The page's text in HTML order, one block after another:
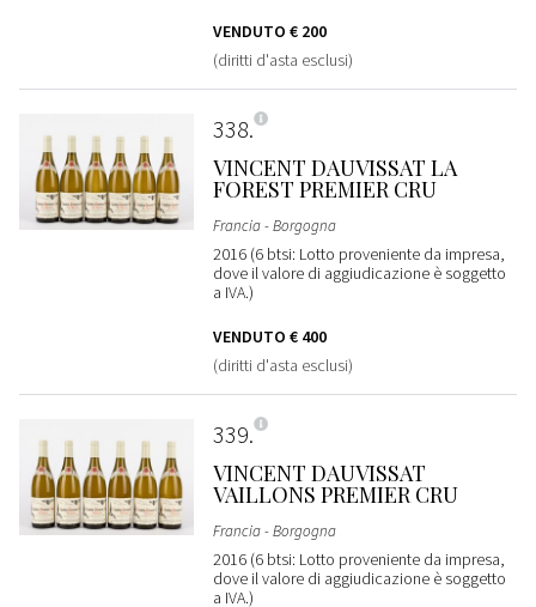
VENDUTO € 200
(diritti d'asta esclusi)
338
VINCENT DAUVISSAT LA
FOREST PREMIER CRU
Francia - Borgogna
2016 (6 btsi: Lotto proveniente da impresa,
dove il valore di aggiudicazione è soggetto
a IVA.)
VENDUTO € 400
(diritti d'asta esclusi)
339
VINCENT DAUVISSAT
VAILLONS PREMIER CRU
Francia - Borgogna
2016 (6 btsi: Lotto proveniente da impresa,
dove il valore di aggiudicazione è soggetto
a IVA.)